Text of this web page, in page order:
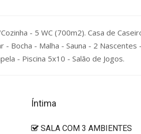
- 5 WC (700m2). Casa de
- Bocha - Malha - Sauna - 2 Nascentes
- Piscina 5x10 - Salão de Jogos.
Íntima
SALA COM 3 AMBIENTES